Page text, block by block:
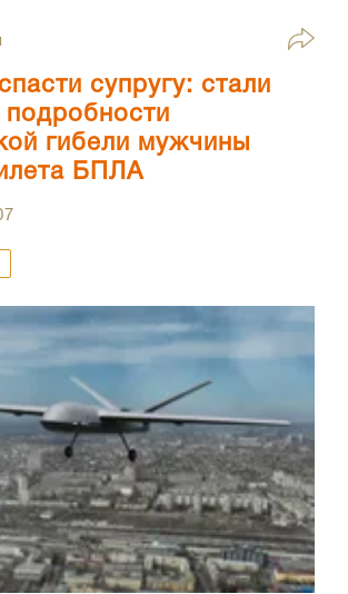
супругу: стали
подробности
гибели мужчины
БПЛА